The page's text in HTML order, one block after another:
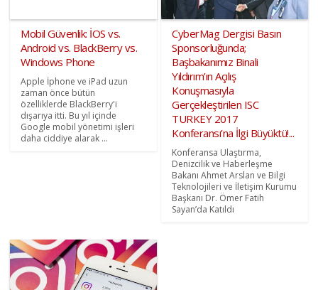
Mobil Güvenlik: İOS vs.
Android vs. BlackBerry vs.
Windows Phone
Apple İphone ve iPad uzun
zaman önce bütün
özelliklerde BlackBerry'i
dışarıya itti. Bu yıl içinde
Google mobil yönetimi işleri
daha ciddiye alarak ...
CyberMag Dergisi Basın
Sponsorluğunda;
Başbakanımız Binali
Yıldırım’ın Açılış
Konuşmasıyla
Gerçekleştirilen ISC
TURKEY 2017
Konferansı’na İlgi Büyüktü!...
Konferansa Ulaştırma,
Denizcilik ve Haberleşme
Bakanı Ahmet Arslan ve Bilgi
Teknolojileri ve İletişim Kurumu
Başkanı Dr. Ömer Fatih
Sayan’da Katıldı